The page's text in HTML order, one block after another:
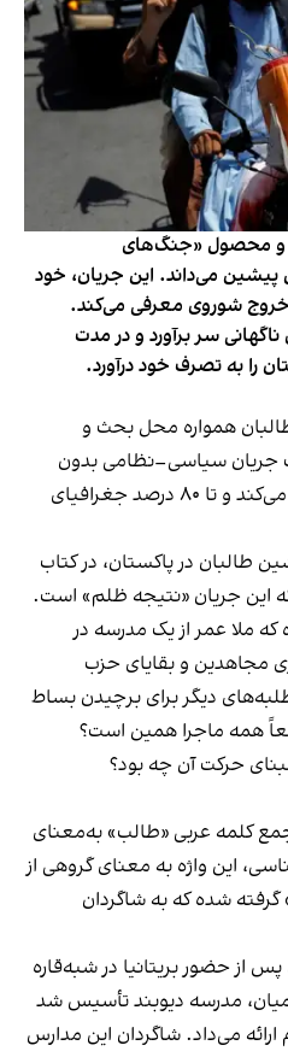
و محصول «جنگ‌های
می‌داند. این جریان، خود
شوروی معرفی می‌کند.
به‌گونه‌ای ناگهانی سر برآورد و در مدت
را به تصرف خود درآورد.
همواره محل بحث و
جریان سیاسی–نظامی بدون
هیچ پیشینه‌ای، ناگهان ظهور می‌کند و تا ۸۰ درصد جغرافیای
طالبان در پاکستان، در کتاب
که این جریان «نتیجه ظلم» است.
که ملا عمر از یک مدرسه در
مجاهدین و بقایای حزب
دیگر برای برچیدن بساط
همه ماجرا همین است؟
حرکت آن چه بود؟
کلمه عربی «طالب» به‌معنای
این واژه به معنای گروهی از
شده که به شاگردان
دینی در قرون ۱۸ و ۱۹، پس از حضور بریتانیا در شبه‌قاره
مدرسه دیوبند تأسیس شد
ارائه می‌داد. شاگردان این مدارس